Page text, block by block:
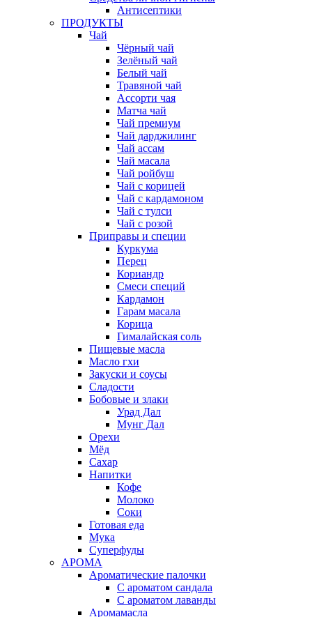
Антисептики
ПРОДУКТЫ
Чай
Чёрный чай
Зелёный чай
Белый чай
Травяной чай
Ассорти чая
Матча чай
Чай премиум
Чай дарджилинг
Чай ассам
Чай масала
Чай ройбуш
Чай с корицей
Чай с кардамоном
Чай с тулси
Чай с розой
Приправы и специи
Куркума
Перец
Кориандр
Смеси специй
Кардамон
Гарам масала
Корица
Гималайская соль
Пищевые масла
Масло гхи
Закуски и соусы
Сладости
Бобовые и злаки
Урад Дал
Мунг Дал
Орехи
Мёд
Сахар
Напитки
Кофе
Молоко
Соки
Готовая еда
Мука
Суперфуды
АРОМА
Ароматические палочки
С ароматом сандала
С ароматом лаванды
Аромамасла